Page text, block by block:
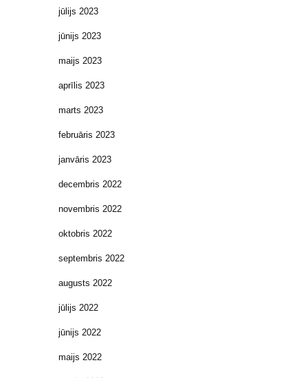
jūlijs 2023
jūnijs 2023
maijs 2023
aprīlis 2023
marts 2023
februāris 2023
janvāris 2023
decembris 2022
novembris 2022
oktobris 2022
septembris 2022
augusts 2022
jūlijs 2022
jūnijs 2022
maijs 2022